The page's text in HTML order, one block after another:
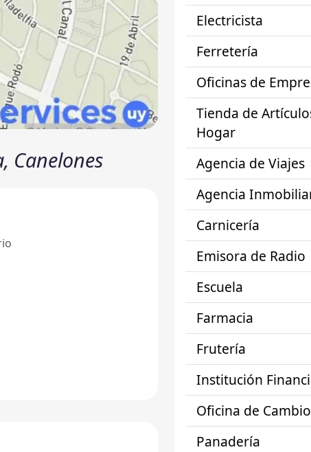
Canelones
Electricista
Ferretería
Oficinas de
Tienda de
Hogar
Agencia de Viajes
Agencia
Carnicería
Emisora de Radio
Escuela
Farmacia
Frutería
Institución
Oficina de
Panadería